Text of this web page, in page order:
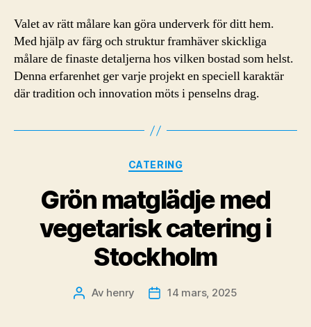
Valet av rätt målare kan göra underverk för ditt hem.
Med hjälp av färg och struktur framhäver skickliga
målare de finaste detaljerna hos vilken bostad som helst.
Denna erfarenhet ger varje projekt en speciell karaktär
där tradition och innovation möts i penselns drag.
Kategorier
CATERING
Grön matglädje med
vegetarisk catering i
Stockholm
Inläggsförfattare
Av henry Inläggsdatum
14 mars, 2025